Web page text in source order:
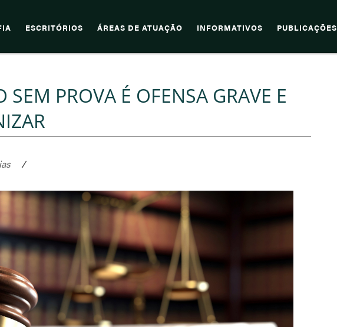
ESCRITÓRIOS ÁREAS DE ATUAÇÃO INFORMATIVOS PUBLICAÇÕES
PROVA É OFENSA GRAVE E
/